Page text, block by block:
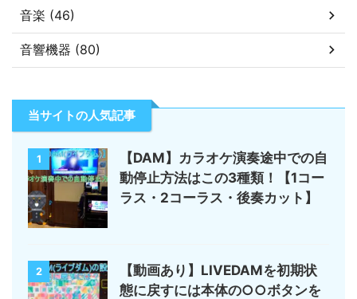
音楽 (46)
音響機器 (80)
当サイトの人気記事
1
【DAM】カラオケ演奏途中での自
動停止方法はこの3種類！【1コー
ラス・2コーラス・後奏カット】
2
【動画あり】LIVEDAMを初期状
態に戻すには本体の○○ボタンを